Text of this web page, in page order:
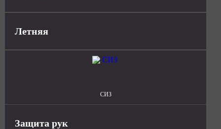
Летняя
СИЗ
Защита рук